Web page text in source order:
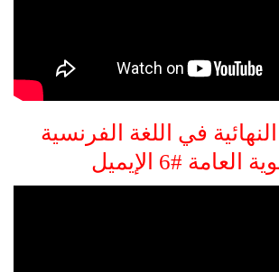
في اللغة الفرنسية
العامة #6 الإيميل